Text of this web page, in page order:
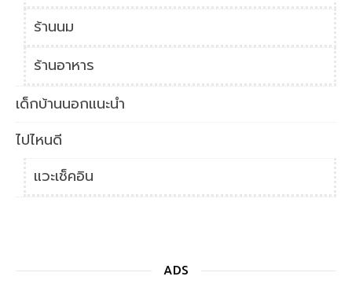
ร้านนม
ร้านอาหาร
เด็กบ้านนอกแนะนำ
ไปไหนดี
แวะเช็คอิน
ADS